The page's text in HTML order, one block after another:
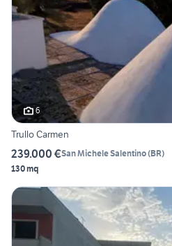
6
Trullo Carmen
239.000 €San Michele Salentino(BR)
130 mq